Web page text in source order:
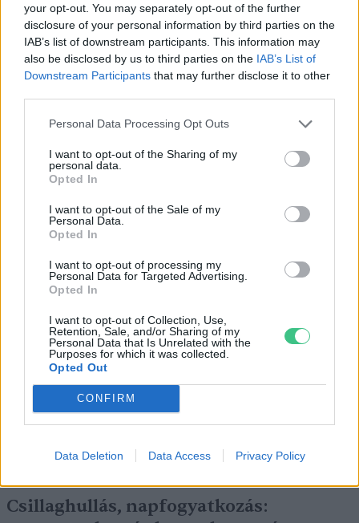
your opt-out. You may separately opt-out of the further
disclosure of your personal information by third parties on the
IAB’s list of downstream participants. This information may
also be disclosed by us to third parties on the IAB’s List of
Downstream Participants that may further disclose it to other
Personal Data Processing Opt Outs
I want to opt-out of the Sharing of my
personal data.
Opted In
I want to opt-out of the Sale of my
Personal Data.
Opted In
I want to opt-out of processing my
Personal Data for Targeted Advertising.
Opted In
I want to opt-out of Collection, Use,
Retention, Sale, and/or Sharing of my
Personal Data that Is Unrelated with the
Purposes for which it was collected.
Opted Out
CONFIRM
Data Deletion Data Access Privacy Policy
Még Paks kiesését is áthidalhatná a
megfelelő energiatárolás
ENERGIA
Minden évszázadra jutott egy
AGRÁRIUM
Miért viseli meg az embert a hőség és
mit tehetünk ellene?
Csillaghullás, napfogyatkozás: